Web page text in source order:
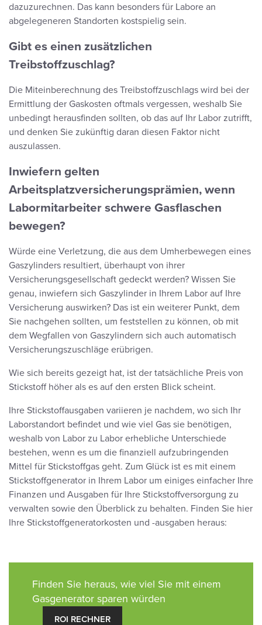
dazuzurechnen. Das kann besonders für Labore an
abgelegeneren Standorten kostspielig sein.
Gibt es einen zusätzlichen
Treibstoffzuschlag?
Die Miteinberechnung des Treibstoffzuschlags wird bei der
Ermittlung der Gaskosten oftmals vergessen, weshalb Sie
unbedingt herausfinden sollten, ob das auf Ihr Labor zutrifft,
und denken Sie zukünftig daran diesen Faktor nicht
auszulassen.
Inwiefern gelten
Arbeitsplatzversicherungsprämien, wenn
Labormitarbeiter schwere Gasflaschen
bewegen?
Würde eine Verletzung, die aus dem Umherbewegen eines
Gaszylinders resultiert, überhaupt von ihrer
Versicherungsgesellschaft gedeckt werden? Wissen Sie
genau, inwiefern sich Gaszylinder in Ihrem Labor auf Ihre
Versicherung auswirken? Das ist ein weiterer Punkt, dem
Sie nachgehen sollten, um feststellen zu können, ob mit
dem Wegfallen von Gaszylindern sich auch automatisch
Versicherungszuschläge erübrigen.
Wie sich bereits gezeigt hat, ist der tatsächliche Preis von
Stickstoff höher als es auf den ersten Blick scheint.
Ihre Stickstoffausgaben variieren je nachdem, wo sich Ihr
Laborstandort befindet und wie viel Gas sie benötigen,
weshalb von Labor zu Labor erhebliche Unterschiede
bestehen, wenn es um die finanziell aufzubringenden
Mittel für Stickstoffgas geht. Zum Glück ist es mit einem
Stickstoffgenerator in Ihrem Labor um einiges einfacher Ihre
Finanzen und Ausgaben für Ihre Stickstoffversorgung zu
verwalten sowie den Überblick zu behalten. Finden Sie hier
Ihre Stickstoffgeneratorkosten und -ausgaben heraus:
Finden Sie heraus, wie viel Sie mit einem
Gasgenerator sparen würden
ROI RECHNER